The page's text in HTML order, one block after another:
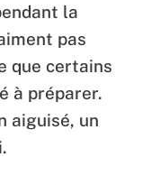
la
pas
que certains
à préparer.
aiguisé, un